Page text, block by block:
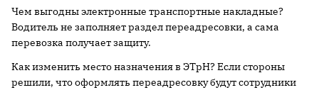
Чем выгодны электронные транспортные накладные?
Водитель не заполняет раздел переадресовки, а сама
перевозка получает защиту.
Как изменить место назначения в ЭТрН? Если стороны
решили, что оформлять переадресовку будут сотрудники